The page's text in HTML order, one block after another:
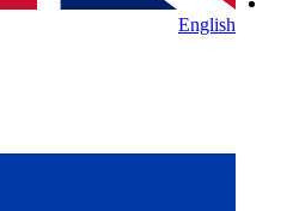
English